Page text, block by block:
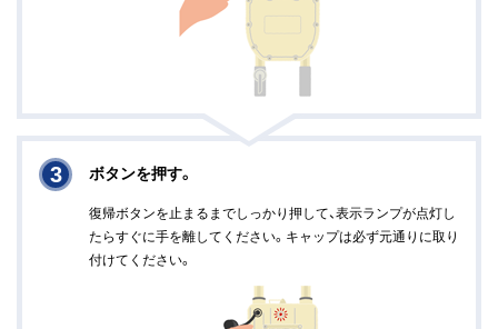
3 ボタンを押す。
復帰ボタンを止まるまでしっかり押して、表示ランプが点灯し
たらすぐに手を離してください。キャップは必ず元通りに取り
付けてください。